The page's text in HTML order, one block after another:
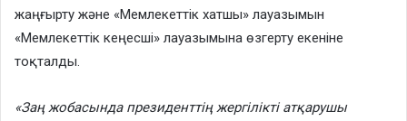
жаңғырту және «Мемлекеттік хатшы» лауазымын
«Мемлекеттік кеңесші» лауазымына өзгерту екеніне
тоқталды.
«Заң жобасында президенттің жергілікті атқарушы